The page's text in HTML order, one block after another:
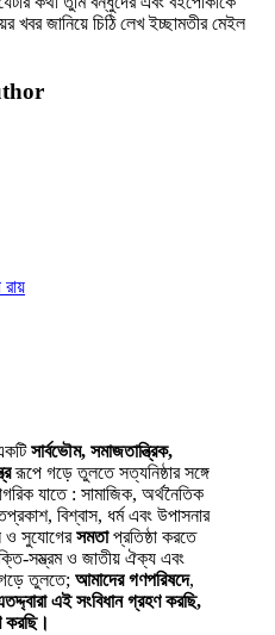
খবর জানিয়ে চিঠি লেখ ইচ্ছামতীর মেইল
সার্বভৌম, সমাজতান্ত্রিক,
রূপে গড়ে তুলতে সত্যনিষ্ঠার সঙ্গে
যাতে : সামাজিক, অর্থনৈতিক
বিশ্বাস, ধর্ম এবং উপাসনার
ও সুযোগেরসমতাপ্রতিষ্ঠা করতে
সম্ভ্রম ও জাতীয় ঐক্য এবং
তুলতে; আমাদের গণপরিষদে,
এই সংবিধান গ্রহণ করছি,
করছি।